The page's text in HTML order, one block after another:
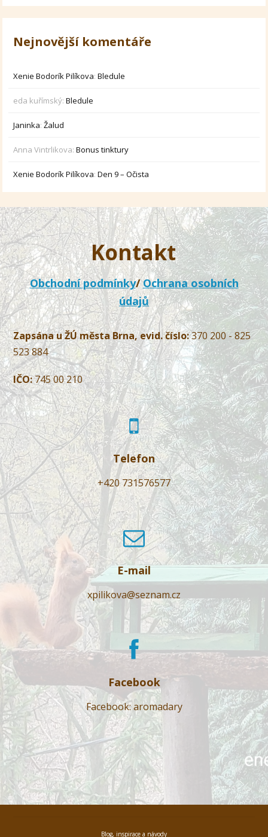
Nejnovější komentáře
Xenie Bodorík Pilíkova:Bledule
eda kuřímský:Bledule
Janinka:Žalud
Anna Vintrlikova:Bonus tinktury
Xenie Bodorík Pilíkova:Den 9 – Očista
Kontakt
Obchodní podmínky/Ochrana osobních
údajů
Zapsána u ŽÚ města Brna, evid. číslo:370 200 - 825
523 884
IČO:745 00 210
Telefon
+420 731576577
E-mail
xpilikova@seznam.cz
Facebook
Facebook: aromadary
Blog, inspirace a návody